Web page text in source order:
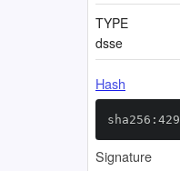
TYPE
dsse
Hash
Signature